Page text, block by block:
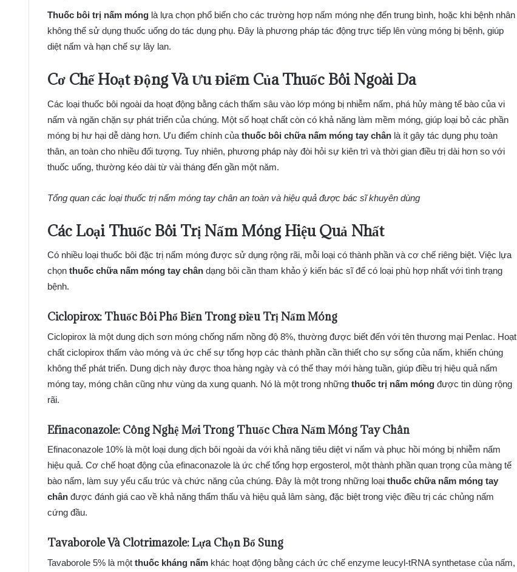
Thuốc bôi trị nấm móng là lựa chọn phổ biến cho các trường hợp nấm móng nhẹ đến trung bình, hoặc khi bệnh nhân
không thể sử dụng thuốc uống do tác dụng phụ. Đây là phương pháp tác động trực tiếp lên vùng móng bị bệnh, giúp
diệt nấm và hạn chế sự lây lan.
Cơ Chế Hoạt Động Và Ưu Điểm Của Thuốc Bôi Ngoài Da
Các loại thuốc bôi ngoài da hoạt động bằng cách thấm sâu vào lớp móng bị nhiễm nấm, phá hủy màng tế bào của vi
nấm và ngăn chặn sự phát triển của chúng. Một số hoạt chất còn có khả năng làm mềm móng, giúp loại bỏ các phần
móng bị hư hại dễ dàng hơn. Ưu điểm chính của thuốc bôi chữa nấm móng tay chân là ít gây tác dụng phụ toàn
thân, an toàn cho nhiều đối tượng. Tuy nhiên, phương pháp này đòi hỏi sự kiên trì và thời gian điều trị dài hơn so với
thuốc uống, thường kéo dài từ vài tháng đến gần một năm.
Tổng quan các loại thuốc trị nấm móng tay chân an toàn và hiệu quả được bác sĩ khuyên dùng
Các Loại Thuốc Bôi Trị Nấm Móng Hiệu Quả Nhất
Có nhiều loại thuốc bôi đặc trị nấm móng được sử dụng rộng rãi, mỗi loại có thành phần và cơ chế riêng biệt. Việc lựa
chọn thuốc chữa nấm móng tay chân dạng bôi cần tham khảo ý kiến bác sĩ để có loại phù hợp nhất với tình trạng
bệnh.
Ciclopirox: Thuốc Bôi Phổ Biến Trong Điều Trị Nấm Móng
Ciclopirox là một dung dịch sơn móng chống nấm nồng độ 8%, thường được biết đến với tên thương mại Penlac. Hoạt
chất ciclopirox thấm vào móng và ức chế sự tổng hợp các thành phần cần thiết cho sự sống của nấm, khiến chúng
không thể phát triển. Dung dịch này được thoa hàng ngày và có thể thay mới hàng tuần, giúp điều trị hiệu quả nấm
móng tay, móng chân cũng như vùng da xung quanh. Nó là một trong những thuốc trị nấm móng được tin dùng rộng
rãi.
Efinaconazole: Công Nghệ Mới Trong Thuốc Chữa Nấm Móng Tay Chân
Efinaconazole 10% là một loại dung dịch bôi ngoài da với khả năng tiêu diệt vi nấm và phục hồi móng bị nhiễm nấm
hiệu quả. Cơ chế hoạt động của efinaconazole là ức chế tổng hợp ergosterol, một thành phần quan trọng của màng tế
bào nấm, làm suy yếu cấu trúc và chức năng của chúng. Đây là một trong những loại thuốc chữa nấm móng tay
chân được đánh giá cao về khả năng thẩm thấu và hiệu quả lâm sàng, đặc biệt trong việc điều trị các chủng nấm
cứng đầu.
Tavaborole Và Clotrimazole: Lựa Chọn Bổ Sung
Tavaborole 5% là một thuốc kháng nấm khác hoạt động bằng cách ức chế enzyme leucyl-tRNA synthetase của nấm,